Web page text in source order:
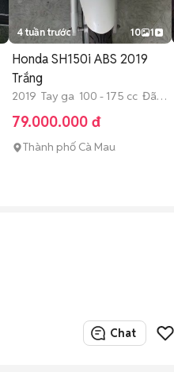
4 tuần trước 10 1
Honda SH150i ABS 2019
Trắng
2019 Tay ga 100 - 175 cc Đã
sử dụng
79.000.000 đ
Thành phố Cà Mau
Chat